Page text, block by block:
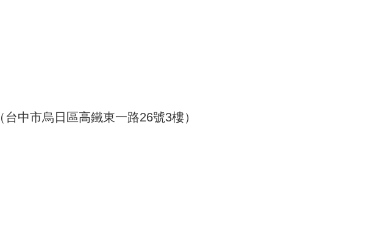
中市烏日區高鐵東一路26號3樓）